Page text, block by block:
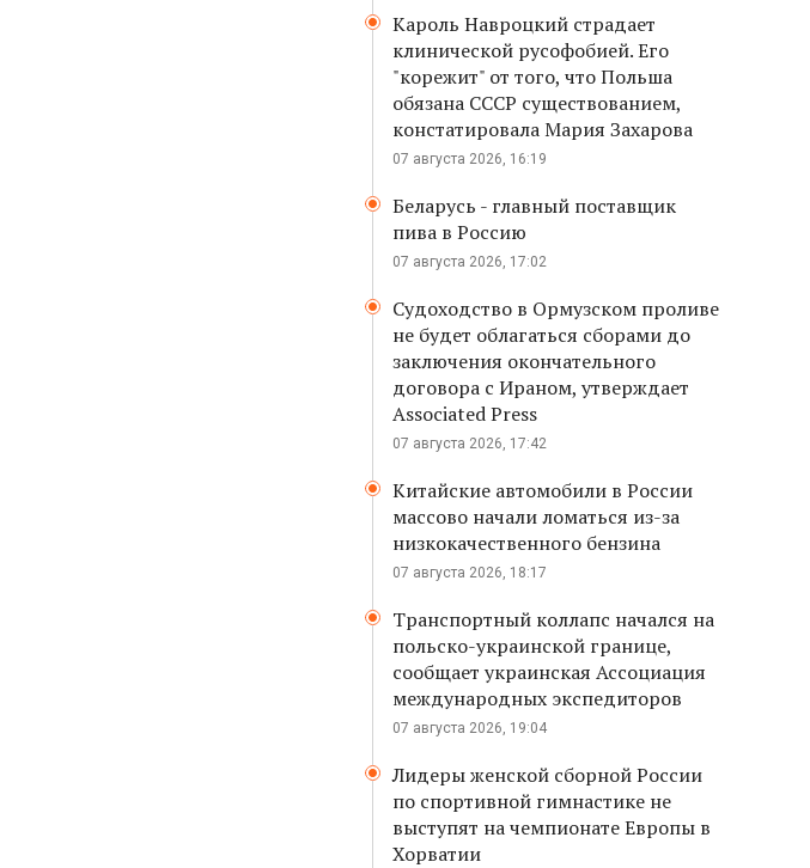
Кароль Навроцкий страдает
клинической русофобией. Его
"корежит" от того, что Польша
обязана СССР существованием,
констатировала Мария Захарова
07 августа 2026, 16:19
Беларусь - главный поставщик
пива в Россию
07 августа 2026, 17:02
Судоходство в Ормузском проливе
не будет облагаться сборами до
заключения окончательного
договора с Ираном, утверждает
Associated Press
07 августа 2026, 17:42
Китайские автомобили в России
массово начали ломаться из-за
низкокачественного бензина
07 августа 2026, 18:17
Транспортный коллапс начался на
польско-украинской границе,
сообщает украинская Ассоциация
международных экспедиторов
07 августа 2026, 19:04
Лидеры женской сборной России
по спортивной гимнастике не
выступят на чемпионате Европы в
Хорватии